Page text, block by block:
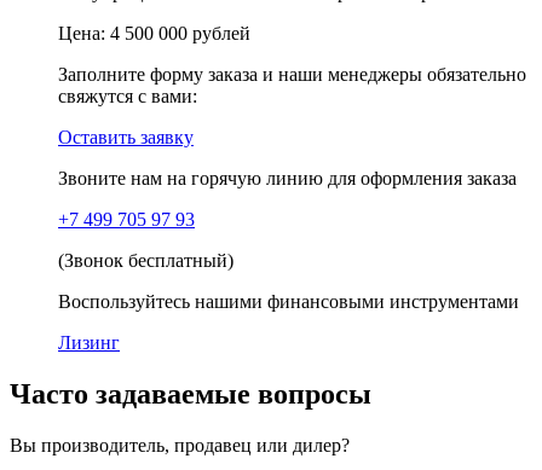
Цена: 4 500 000 рублей
Заполните форму заказа и наши менеджеры обязательно
свяжутся с вами:
Оставить заявку
Звоните нам на горячую линию для оформления заказа
+7 499 705 97 93
(Звонок бесплатный)
Воспользуйтесь нашими финансовыми инструментами
Лизинг
Часто задаваемые вопросы
Вы производитель, продавец или дилер?